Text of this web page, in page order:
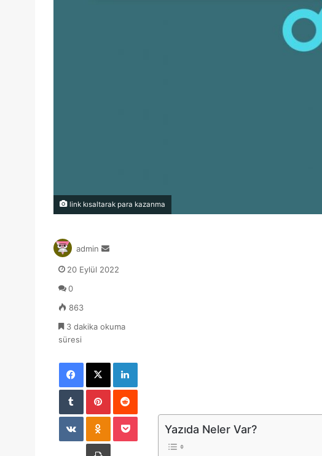
link kısaltarak para kazanma
Yazıda Neler Var?
admin
Bir
posta
20 Eylül 2022
0
863
3 dakika okuma
süresi
Facebook
X LinkedIn
TumblrPinterestReddit
VKontakteOdnoklassniki
Pocket
Yazdır